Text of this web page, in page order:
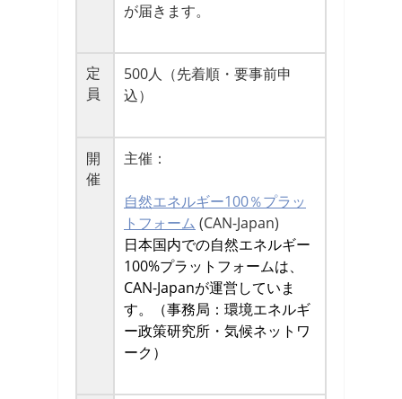
が届きます。
定
員
500人（先着順・要事前申
込）
開
催
主催：
自然エネルギー100％プラッ
トフォーム (CAN-Japan)
日本国内での自然エネルギー
100%プラットフォームは、
CAN-Japanが運営していま
す。（事務局：環境エネルギ
ー政策研究所・気候ネットワ
ーク）